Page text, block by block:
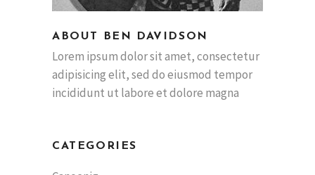
ABOUT BEN DAVIDSON
Lorem ipsum dolor sit amet, consectetur
adipisicing elit, sed do eiusmod tempor
incididunt ut labore et dolore magna
CATEGORIES